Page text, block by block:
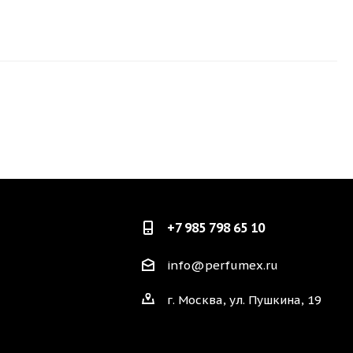
+7 985 798 65 10
info@perfumex.ru
г. Москва, ул. Пушкина, 19